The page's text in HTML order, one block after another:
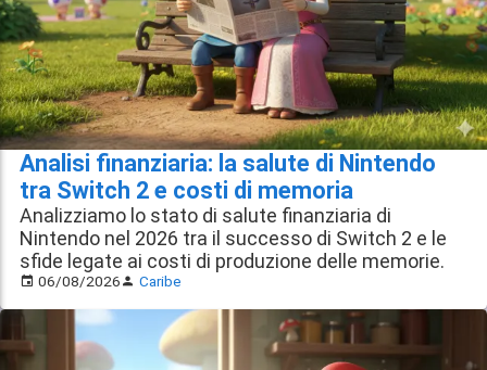
Analisi finanziaria: la salute di Nintendo
tra Switch 2 e costi di memoria
Analizziamo lo stato di salute finanziaria di
Nintendo nel 2026 tra il successo di Switch 2 e le
sfide legate ai costi di produzione delle memorie.
06/08/2026 Caribe